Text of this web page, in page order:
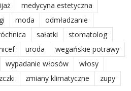
medycyna estetyczna
moda
odmładzanie
sałatki
stomatolog
uroda
wegańskie potrawy
wypadanie włosów
włosy
zmiany klimatyczne
zupy